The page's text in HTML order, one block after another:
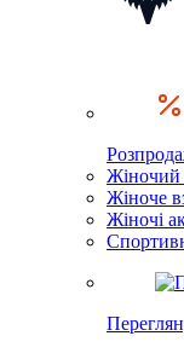
Жіночий
Жіноче
Жіночі